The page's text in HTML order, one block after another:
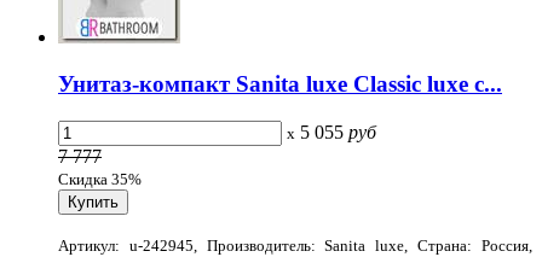
Унитаз-компакт Sanita luxe Classic luxe с...
x 5 055 руб
7 777
Скидка 35%
Артикул: u-242945, Производитель: Sanita luxe, Страна: Россия,